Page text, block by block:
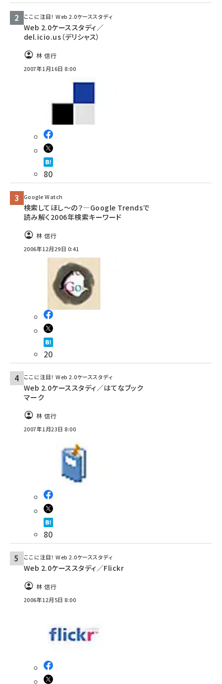
ここに注目！ Web 2.0ケーススタディ
Web 2.0ケーススタディ／
del.icio.us（デリシャス）
林 信行
2007年1月16日 8:00
80
Google Watch
検索してほし～の？―Google Trendsで
読み解く2006年検索キーワード
林 信行
2006年12月29日 0:41
20
ここに注目！ Web 2.0ケーススタディ
Web 2.0ケーススタディ／はてなブック
マーク
林 信行
2007年1月23日 8:00
80
ここに注目！ Web 2.0ケーススタディ
Web 2.0ケーススタディ／Flickr
林 信行
2006年12月5日 8:00